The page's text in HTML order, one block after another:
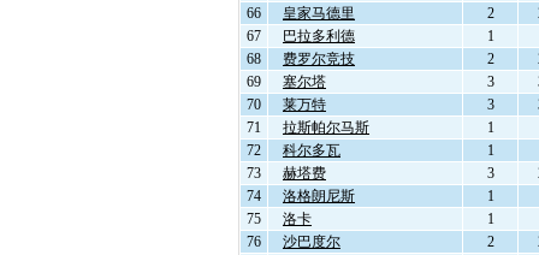
66
皇家马德里 2
67
巴拉多利德 1
68
费罗尔竞技 2
69
塞尔塔 3
70
莱万特 3
71
拉斯帕尔马斯 1
72
科尔多瓦 1
73
赫塔费 3
74
洛格朗尼斯 1
75
洛卡 1
76
沙巴度尔 2